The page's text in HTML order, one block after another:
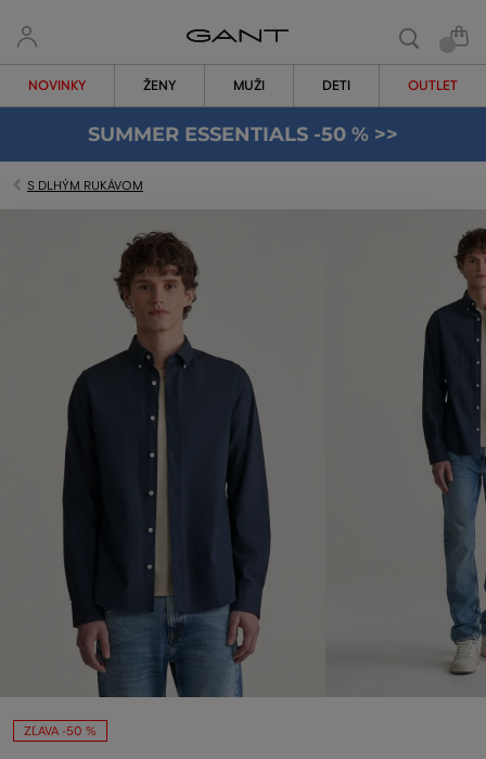
NOVINKY ŽENY MUŽI DETI OUTLET
SUMMER ESSENTIALS -50 % >>
S DLHÝM RUKÁVOM
ZĽAVA -50 %